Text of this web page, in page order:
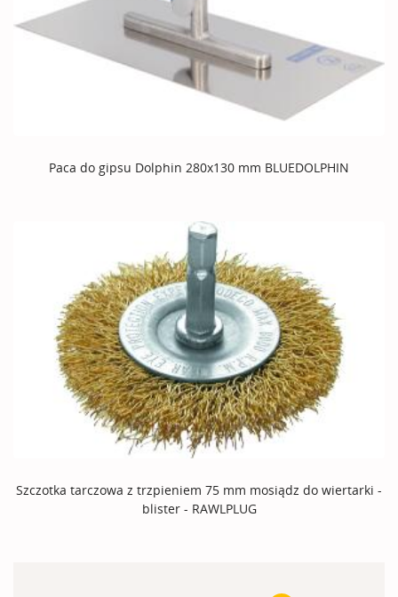
Paca do gipsu Dolphin 280x130 mm BLUEDOLPHIN
Szczotka tarczowa z trzpieniem 75 mm mosiądz do wiertarki -
blister - RAWLPLUG